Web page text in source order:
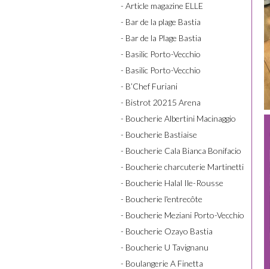
- Article magazine ELLE
- Bar de la plage Bastia
- Bar de la Plage Bastia
- Basilic Porto-Vecchio
- Basilic Porto-Vecchio
- B’Chef Furiani
- Bistrot 20215 Arena
- Boucherie Albertini Macinaggio
- Boucherie Bastiaise
- Boucherie Cala Bianca Bonifacio
- Boucherie charcuterie Martinetti
- Boucherie Halal Ile-Rousse
- Boucherie l'entrecôte
- Boucherie Meziani Porto-Vecchio
- Boucherie Ozayo Bastia
- Boucherie U Tavignanu
- Boulangerie A Finetta